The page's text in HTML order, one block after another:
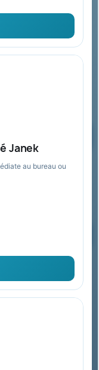
Janek
au bureau ou
Vous trouverez pour
d'utilisation du
Chorus Pro